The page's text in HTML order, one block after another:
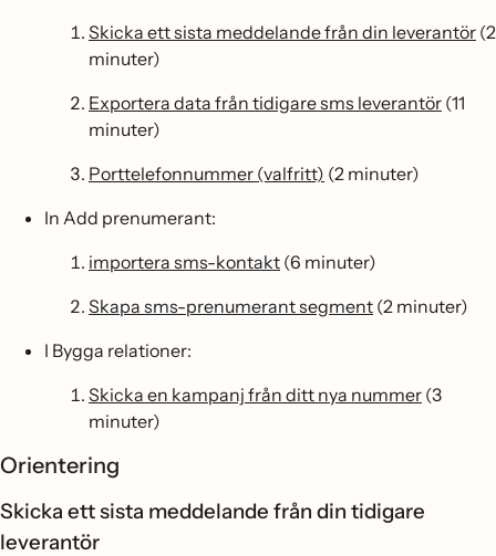
Skicka ett sista meddelande från din leverantör (2
minuter)
Exportera data från tidigare sms leverantör (11
minuter)
Porttelefonnummer (valfritt) (2 minuter)
In Add prenumerant:
importera sms-kontakt (6 minuter)
Skapa sms-prenumerant segment (2 minuter)
I Bygga relationer:
Skicka en kampanj från ditt nya nummer (3
minuter)
Orientering
Skicka ett sista meddelande från din tidigare
leverantör